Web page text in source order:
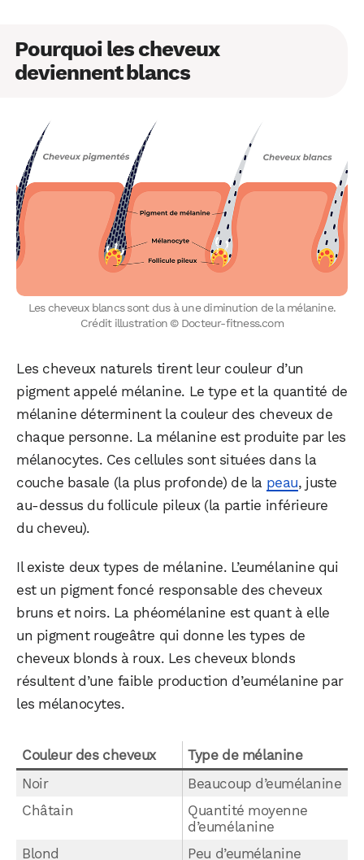
Pourquoi les cheveux
deviennent blancs
Les cheveux blancs sont dus à une diminution de la mélanine.
Crédit illustration © Docteur-fitness.com
Les cheveux naturels tirent leur couleur d’un
pigment appelé mélanine. Le type et la quantité de
mélanine déterminent la couleur des cheveux de
chaque personne. La mélanine est produite par les
mélanocytes. Ces cellules sont situées dans la
couche basale (la plus profonde) de la peau, juste
au-dessus du follicule pileux (la partie inférieure
du cheveu).
Il existe deux types de mélanine. L’eumélanine qui
est un pigment foncé responsable des cheveux
bruns et noirs. La phéomélanine est quant à elle
un pigment rougeâtre qui donne les types de
cheveux blonds à roux. Les cheveux blonds
résultent d’une faible production d’eumélanine par
les mélanocytes.
Couleur des cheveux
Type de mélanine
Noir
Beaucoup d’eumélanine
Châtain
Quantité moyenne
d’eumélanine
Blond
Peu d’eumélanine